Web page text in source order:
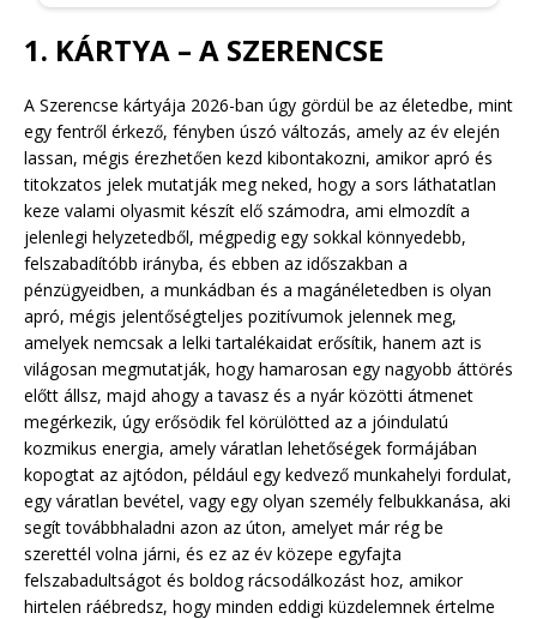
1. KÁRTYA – A SZERENCSE
A Szerencse kártyája 2026-ban úgy gördül be az életedbe, mint
egy fentről érkező, fényben úszó változás, amely az év elején
lassan, mégis érezhetően kezd kibontakozni, amikor apró és
titokzatos jelek mutatják meg neked, hogy a sors láthatatlan
keze valami olyasmit készít elő számodra, ami elmozdít a
jelenlegi helyzetedből, mégpedig egy sokkal könnyedebb,
felszabadítóbb irányba, és ebben az időszakban a
pénzügyeidben, a munkádban és a magánéletedben is olyan
apró, mégis jelentőségteljes pozitívumok jelennek meg,
amelyek nemcsak a lelki tartalékaidat erősítik, hanem azt is
világosan megmutatják, hogy hamarosan egy nagyobb áttörés
előtt állsz, majd ahogy a tavasz és a nyár közötti átmenet
megérkezik, úgy erősödik fel körülötted az a jóindulatú
kozmikus energia, amely váratlan lehetőségek formájában
kopogtat az ajtódon, például egy kedvező munkahelyi fordulat,
egy váratlan bevétel, vagy egy olyan személy felbukkanása, aki
segít továbbhaladni azon az úton, amelyet már rég be
szerettél volna járni, és ez az év közepe egyfajta
felszabadultságot és boldog rácsodálkozást hoz, amikor
hirtelen ráébredsz, hogy minden eddigi küzdelemnek értelme